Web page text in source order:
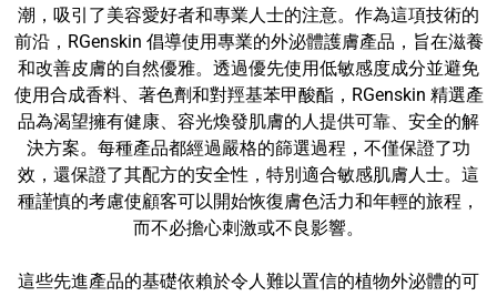
潮，吸引了美容愛好者和專業人士的注意。作為這項技術的
前沿，RGenskin 倡導使用專業的外泌體護膚產品，旨在滋養
和改善皮膚的自然優雅。透過優先使用低敏感度成分並避免
使用合成香料、著色劑和對羥基苯甲酸酯，RGenskin 精選產
品為渴望擁有健康、容光煥發肌膚的人提供可靠、安全的解
決方案。每種產品都經過嚴格的篩選過程，不僅保證了功
效，還保證了其配方的安全性，特別適合敏感肌膚人士。這
種謹慎的考慮使顧客可以開始恢復膚色活力和年輕的旅程，
而不必擔心刺激或不良影響。
這些先進產品的基礎依賴於令人難以置信的植物外泌體的可